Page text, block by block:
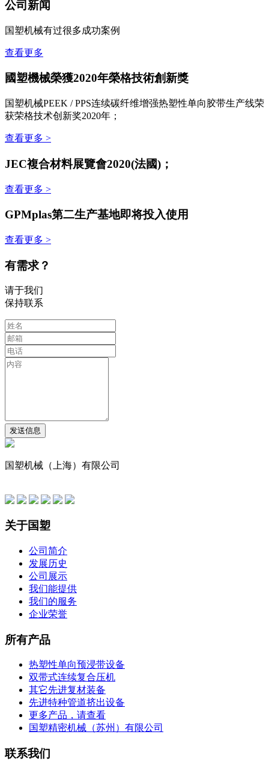
公司新闻
国塑机械有过很多成功案例
查看更多
國塑機械榮獲2020年榮格技術創新獎
国塑机械PEEK / PPS连续碳纤维增强热塑性单向胶带生产线荣
获荣格技术创新奖2020年；
查看更多 >
JEC複合材料展覽會2020(法國)；
查看更多 >
GPMplas第二生产基地即将投入使用
查看更多 >
有需求？
请于我们
保持联系
国塑机械（上海）有限公司
关于国塑
公司简介
发展历史
公司展示
我们能提供
我们的服务
企业荣誉
所有产品
热塑性单向预浸带设备
双带式连续复合压机
其它先进复材装备
先进特种管道挤出设备
更多产品，请查看
国塑精密机械（苏州）有限公司
联系我们